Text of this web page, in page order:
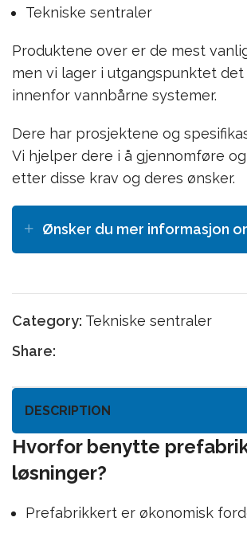
Tekniske sentraler
Produktene over er de mest
men vi lager i utgangspunktet
innenfor vannbårne systemer.
Dere har prosjektene og
Vi hjelper dere i å gjennomføre
etter disse krav og deres ønsker.
Ønsker du mer informasjon
Category: Tekniske sentraler
Share:
DESCRIPTION
Hvorfor benytte
løsninger?
Prefabrikkert er økonomisk